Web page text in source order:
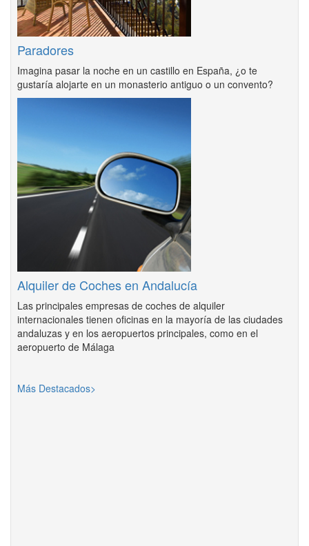
Paradores
Imagina pasar la noche en un castillo en España, ¿o te
gustaría alojarte en un monasterio antiguo o un convento?
Alquiler de Coches en Andalucía
Las principales empresas de coches de alquiler
internacionales tienen oficinas en la mayoría de las ciudades
andaluzas y en los aeropuertos principales, como en el
aeropuerto de Málaga
Más Destacados>